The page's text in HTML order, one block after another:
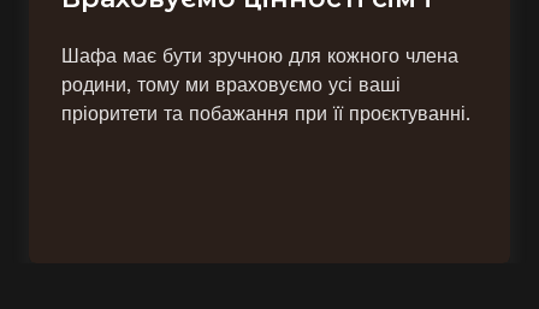
Шафа має бути зручною для кожного члена
родини, тому ми враховуємо усі ваші
пріоритети та побажання при її проєктуванні.